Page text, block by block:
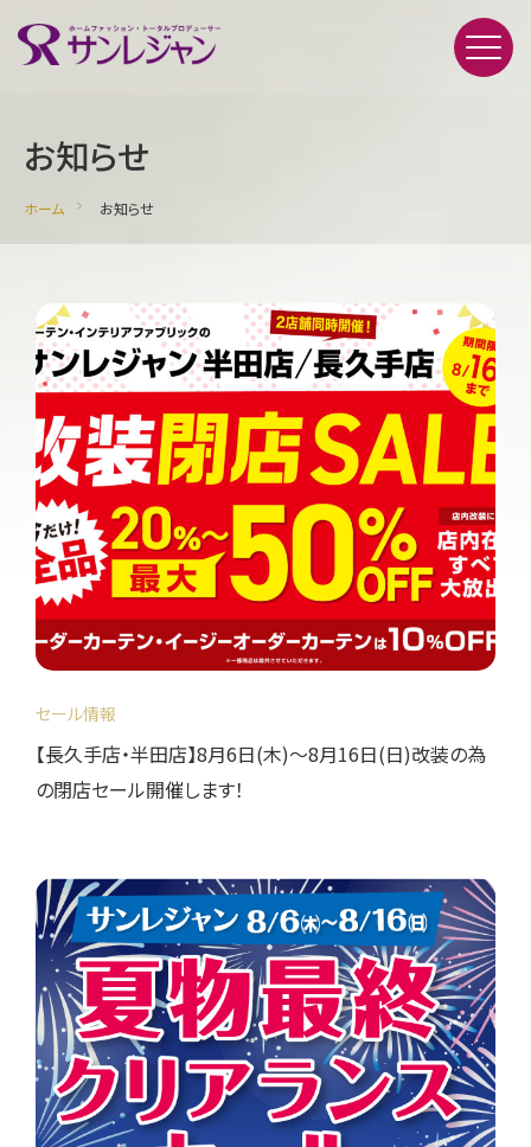
お知らせ
ホーム お知らせ
セール情報
【長久手店・半田店】8月6日(木)～8月16日(日)改装の為
の閉店セール開催します！